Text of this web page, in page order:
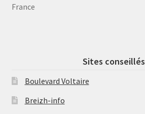
France
Sites conseillés
Boulevard Voltaire
Breizh-info